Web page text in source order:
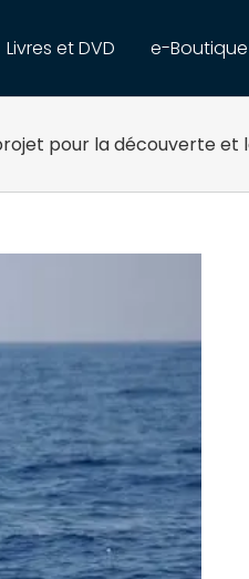
Livres et DVD e-Boutique
pour la découverte